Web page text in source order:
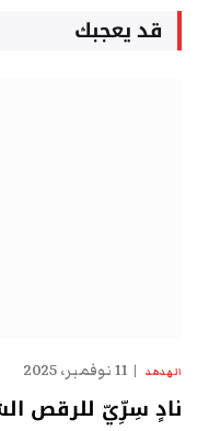
قد يعجبك
الهدهد 11 نوفمبر، 2025
نادٍ سِرِّيّ للرقص